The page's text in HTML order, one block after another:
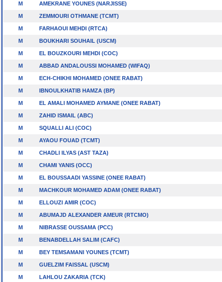
M AMEKRANE YOUNES (NARJISSE)
M ZEMMOURI OTHMANE (TCMT)
M FARHAOUI MEHDI (RTCA)
M BOUKHARI SOUHAIL (USCM)
M EL BOUZKOURI MEHDI (COC)
M ABBAD ANDALOUSSI MOHAMED (WIFAQ)
M ECH-CHIKHI MOHAMED (ONEE RABAT)
M IBNOULKHATIB HAMZA (BP)
M EL AMALI MOHAMED AYMANE (ONEE RABAT)
M ZAHID ISMAIL (ABC)
M SQUALLI ALI (COC)
M AYAOU FOUAD (TCMT)
M CHADLI ILYAS (AST TAZA)
M CHAMI YANIS (OCC)
M EL BOUSSAADI YASSINE (ONEE RABAT)
M MACHKOUR MOHAMED ADAM (ONEE RABAT)
M ELLOUZI AMIR (COC)
M ABUMAJD ALEXANDER AMEUR (RTCMO)
M NIBRASSE OUSSAMA (PCC)
M BENABDELLAH SALIM (CAFC)
M BEY TEMSAMANI YOUNES (TCMT)
M GUELZIM FAISSAL (USCM)
M LAHLOU ZAKARIA (TCK)